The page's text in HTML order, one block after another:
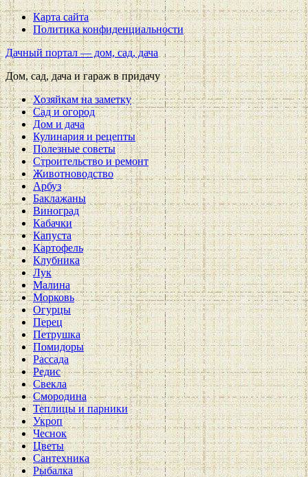
Карта сайта
Политика конфиденциальности
Дачный портал — дом, сад, дача
Дом, сад, дача и гараж в придачу
Хозяйкам на заметку
Сад и огород
Дом и дача
Кулинария и рецепты
Полезные советы
Строительство и ремонт
Животноводство
Арбуз
Баклажаны
Виноград
Кабачки
Капуста
Картофель
Клубника
Лук
Малина
Морковь
Огурцы
Перец
Петрушка
Помидоры
Рассада
Редис
Свекла
Смородина
Теплицы и парники
Укроп
Чеснок
Цветы
Сантехника
Рыбалка